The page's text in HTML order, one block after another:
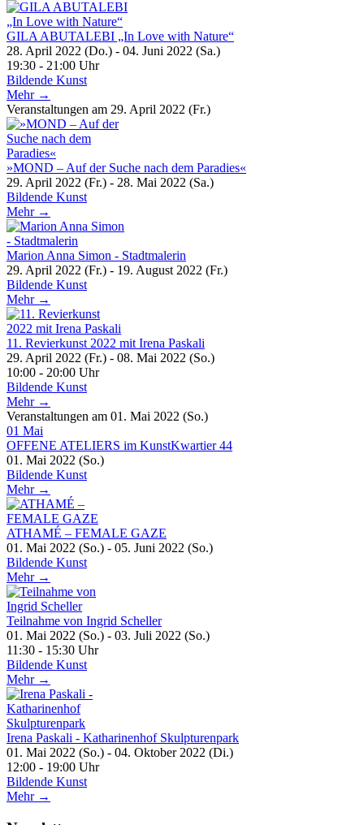
GILA ABUTALEBI „In Love with Nature“
28. April 2022 (Do.) - 04. Juni 2022 (Sa.)
19:30 - 21:00 Uhr
Bildende Kunst
Mehr →
Veranstaltungen am 29. April 2022 (Fr.)
»MOND – Auf der Suche nach dem Paradies«
29. April 2022 (Fr.) - 28. Mai 2022 (Sa.)
Bildende Kunst
Mehr →
Marion Anna Simon - Stadtmalerin
29. April 2022 (Fr.) - 19. August 2022 (Fr.)
Bildende Kunst
Mehr →
11. Revierkunst 2022 mit Irena Paskali
29. April 2022 (Fr.) - 08. Mai 2022 (So.)
10:00 - 20:00 Uhr
Bildende Kunst
Mehr →
Veranstaltungen am 01. Mai 2022 (So.)
01 Mai
OFFENE ATELIERS im KunstKwartier 44
01. Mai 2022 (So.)
Bildende Kunst
Mehr →
ATHAMÉ – FEMALE GAZE
01. Mai 2022 (So.) - 05. Juni 2022 (So.)
Bildende Kunst
Mehr →
Teilnahme von Ingrid Scheller
01. Mai 2022 (So.) - 03. Juli 2022 (So.)
11:30 - 15:30 Uhr
Bildende Kunst
Mehr →
Irena Paskali - Katharinenhof Skulpturenpark
01. Mai 2022 (So.) - 04. Oktober 2022 (Di.)
12:00 - 19:00 Uhr
Bildende Kunst
Mehr →